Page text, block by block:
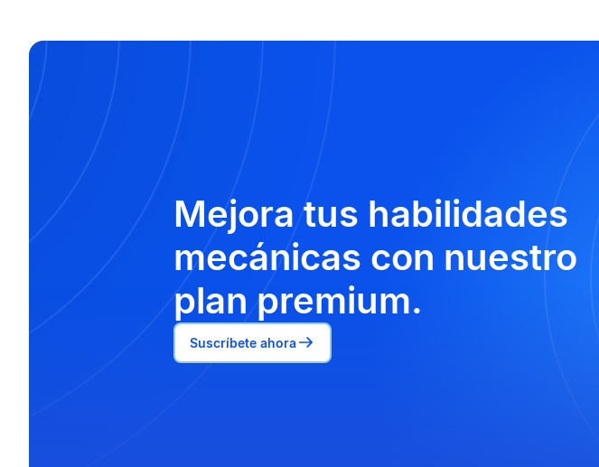
Mejora tus habilidades
mecánicas con nuestro
plan premium.
Suscríbete ahora